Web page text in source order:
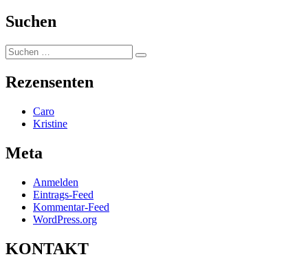
Suchen
Suchen
nach:
Suchen
Rezensenten
Caro
Kristine
Meta
Anmelden
Eintrags-Feed
Kommentar-Feed
WordPress.org
KONTAKT